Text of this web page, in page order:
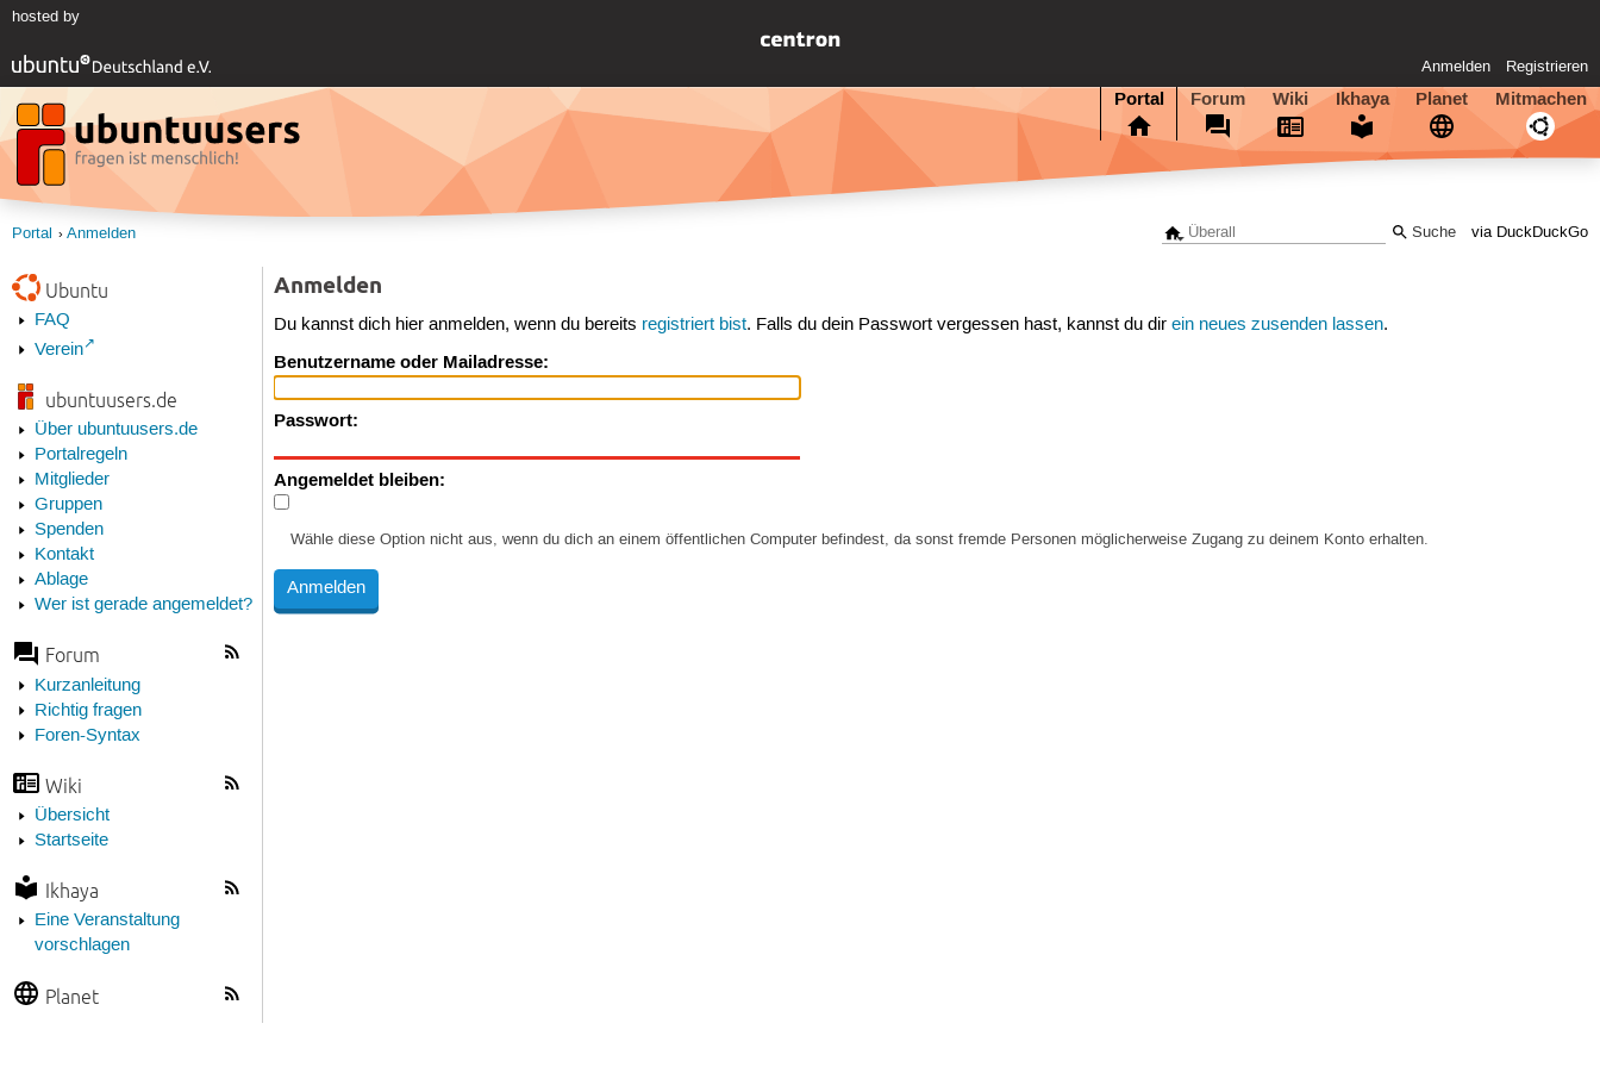
hosted by
Anmelden Registrieren
Portal Forum Wiki Ikhaya Planet Mitmachen
via DuckDuckGo
Portal Anmelden
Ubuntu
FAQ
Verein
ubuntuusers.de
Über ubuntuusers.de
Portalregeln
Mitglieder
Gruppen
Spenden
Kontakt
Ablage
Wer ist gerade angemeldet?
Forum
Kurzanleitung
Richtig fragen
Foren-Syntax
Wiki
Übersicht
Startseite
Ikhaya
Eine Veranstaltung
vorschlagen
Planet
Anmelden
Du kannst dich hier anmelden, wenn du bereits registriert bist. Falls du dein Passwort vergessen hast, kannst du direin neues zusenden lassen.
Benutzername oder Mailadresse:
Passwort:
Angemeldet bleiben:
Wähle diese Option nicht aus, wenn du dich an einem öffentlichen Computer befindest, da sonst fremde Personen möglicherweise Zugang zu deinem Konto erhalten.